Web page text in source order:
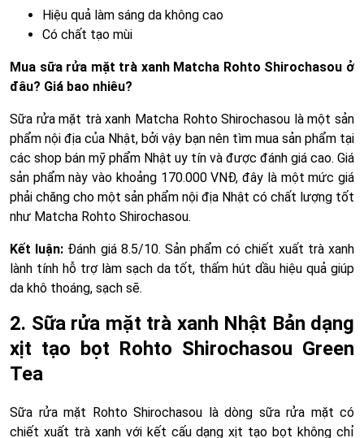
Hiệu quả làm sáng da không cao
Có chất tạo mùi
Mua sữa rửa mặt trà xanh Matcha Rohto Shirochasou ở
đâu? Giá bao nhiêu?
Sữa rửa mặt trà xanh Matcha Rohto Shirochasou là một sản
phẩm nội địa của Nhật, bởi vậy bạn nên tìm mua sản phẩm tại
các shop bán mỹ phẩm Nhật uy tín và được đánh giá cao. Giá
sản phẩm này vào khoảng 170.000 VNĐ, đây là một mức giá
phải chăng cho một sản phẩm nội địa Nhật có chất lượng tốt
như Matcha Rohto Shirochasou.
Kết luận: Đánh giá 8.5/10. Sản phẩm có chiết xuất trà xanh
lành tính hỗ trợ làm sạch da tốt, thấm hút dầu hiệu quả giúp
da khô thoáng, sạch sẽ.
2. Sữa rửa mặt trà xanh Nhật Bản dạng
xịt tạo bọt Rohto Shirochasou Green
Tea
Sữa rửa mặt Rohto Shirochasou là dòng sữa rửa mặt có
chiết xuất trà xanh với kết cấu dạng xịt tạo bọt không chỉ